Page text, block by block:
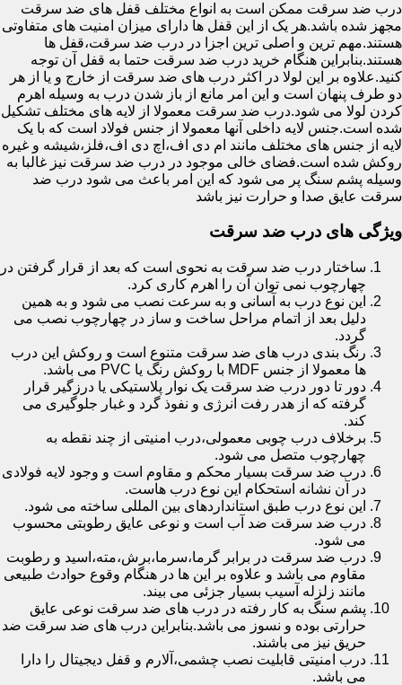
درب ضد سرقت ممکن است به انواع مختلف قفل های ضد سرقت
مجهز شده باشد.هر یک از این قفل ها دارای میزان امنیت های متفاوتی
هستند.مهم ترین و اصلی ترین اجزا در درب ضد سرقت،قفل ها
هستند.بنابراین هنگام خرید درب ضد سرقت حتما به قفل آن توجه
کنید.علاوه بر این لولا در اکثر درب های ضد سرقت از خارج و یا از هر
دو طرف پنهان است و این امر مانع از باز شدن درب به وسیله اهرم
کردن لولا می شود.درب ضد سرقت معمولا از لایه های مختلف تشکیل
شده است.جنس لایه داخلی آنها معمولا از جنس فولاد است که با یک
لایه از جنس های مختلف مانند ام دی اف،اچ دی اف،فلز،شیشه و غیره
روکش شده است.فضای خالی موجود در درب ضد سرقت نیز غالبا به
وسیله پشم سنگ پر می شود که این امر باعث می شود درب ضد
سرقت عایق صدا و حرارت نیز باشد
ویژگی های درب ضد سرقت
ساختار درب ضد سرقت به نحوی است که بعد از قرار گرفتن در
چهارچوب نمی توان آن را اهرم کاری کرد.
این نوع درب به آسانی و به سرعت نصب می شود و به همین
دلیل بعد از اتمام مراحل ساخت و ساز در چهارچوب نصب می
گردد.
رنگ بندی درب های ضد سرقت متنوع است و روکش این درب
ها معمولا از جنس MDF با روکش رنگ یا PVC می باشد.
دور تا دور درب ضد سرقت یک نوار پلاستیکی یا درزگیر قرار
گرفته که از هدر رفت انرژی و نفوذ گرد و غبار جلوگیری می
کند.
برخلاف درب چوبی معمولی،درب امنیتی از چند نقطه به
چهارچوب متصل می شود.
درب ضد سرقت بسیار محکم و مقاوم است و وجود لایه فولادی
در آن نشانه استحکام این نوع درب هاست.
این نوع درب طبق استانداردهای بین المللی ساخته می شود.
درب ضد سرقت ضد آب است و نوعی عایق رطوبتی محسوب
می شود.
درب ضد سرقت در برابر گرما،سرما،برش،مته،اسید و رطوبت
مقاوم می باشد و علاوه بر این ها در هنگام وقوع حوادث طبیعی
مانند زلزله آسیب بسیار جزئی می بیند.
پشم سنگ به کار رفته در درب های ضد سرقت نوعی عایق
حرارتی بوده و نسوز می باشد.بنابراین درب های ضد سرقت ضد
حریق نیز می باشند.
درب امنیتی قابلیت نصب چشمی،آلارم و قفل دیجیتال را دارا
می باشد.